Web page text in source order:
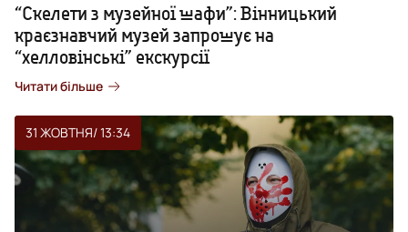
“Скелети з музейної шафи”: Вінницький
краєзнавчий музей запрошує на
“хелловінські” екскурсії
Читати більше
31 ЖОВТНЯ/ 13:34